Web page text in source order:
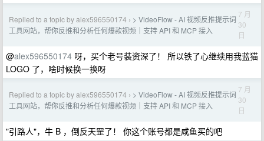
Replied to a topic by alex596550174 › > VideoFlow - AI 视频反推提示词
工具网站，帮你反推和分析任何爆款视频｜支持 API 和 MCP 接入
7 月
30
日
@alex596550174 呀，买个老号装资深了！ 所以铁了心继续用我蓝猫
LOGO 了，啥时候换一换呀
Replied to a topic by alex596550174 › > VideoFlow - AI 视频反推提示词
工具网站，帮你反推和分析任何爆款视频｜支持 API 和 MCP 接入
7 月
30
日
"引路人"，牛 B ，倒反天罡了！ 你这个账号都是咸鱼买的吧